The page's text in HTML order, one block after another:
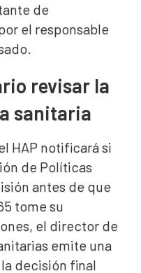
de
el responsable
revisar la
sanitaria
HAP notificará si
de Políticas
antes de que
tome su
el director de
emite una
decisión final